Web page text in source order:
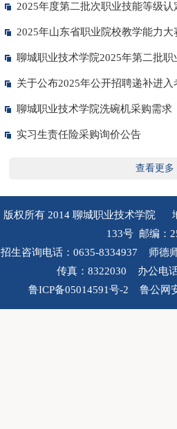
2025年度第二批次职业技能等级认
2025年山东省职业院校教学能力
聊城职业技术学院2025年第二批
关于公布2025年公开招聘递补进
聊城职业技术学院洗碗机采购需求
实习生责任险采购询价公告
查看更多
版权所有 2014 聊城职业技术学院
133号 邮编：
招生咨询电话：0635-8334937 师德
传真：8322030 办公电
鲁ICP备05014591号-2 鲁公网